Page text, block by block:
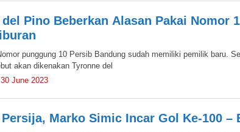
Pino Beberkan Alasan Pakai Nomor
punggung 10 Persib Bandung sudah memiliki pemilik baru.
akan dikenakan Tyronne del
30 June 2023
Marko Simic Incar Gol Ke-100 –